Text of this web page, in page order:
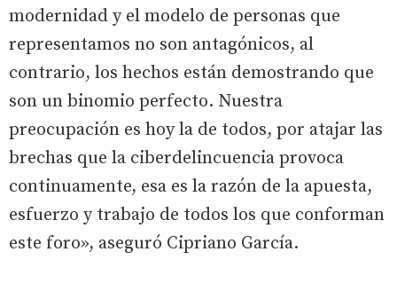
modernidad y el modelo de personas que
representamos no son antagónicos, al
contrario, los hechos están demostrando que
son un binomio perfecto. Nuestra
preocupación es hoy la de todos, por atajar las
brechas que la ciberdelincuencia provoca
continuamente, esa es la razón de la apuesta,
esfuerzo y trabajo de todos los que conforman
este foro», aseguró Cipriano García.